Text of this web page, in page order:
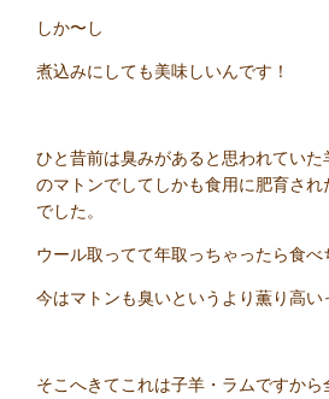
しか〜し
煮込みにしても美味しいんです！
ひと昔前は臭みがあると思われてい
のマトンでしてしかも食用に肥育さ
でした。
ウール取ってて年取っちゃったら食
今はマトンも臭いというより薫り高い
そこへきてこれは子羊・ラムですか